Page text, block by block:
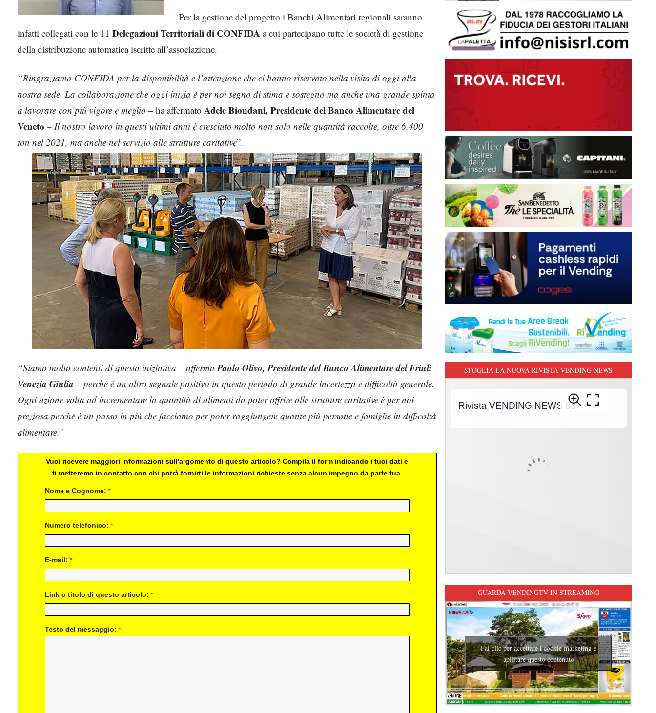
Per la gestione del progetto i Banchi Alimentari regionali saranno
infatti collegati con le 11 Delegazioni Territoriali di CONFIDA a cui partecipano tutte le società di gestione
della distribuzione automatica iscritte all’associazione.
“Ringraziamo CONFIDA per la disponibilità e l’attenzione che ci hanno riservato nella visita di oggi alla
nostra sede. La collaborazione che oggi inizia è per noi segno di stima e sostegno ma anche una grande spinta
a lavorare con più vigore e meglio – ha affermato Adele Biondani, Presidente del Banco Alimentare del
Veneto – Il nostro lavoro in questi ultimi anni è cresciuto molto non solo nelle quantità raccolte, oltre 6.400
ton nel 2021, ma anche nel servizio alle strutture caritative”.
“Siamo molto contenti di questa iniziativa – afferma Paolo Olivo, Presidente del Banco Alimentare del Friuli
Venezia Giulia – perché è un altro segnale positivo in questo periodo di grande incertezza e difficoltà generale.
Ogni azione volta ad incrementare la quantità di alimenti da poter offrire alle strutture caritative è per noi
preziosa perché è un passo in più che facciamo per poter raggiungere quante più persone e famiglie in difficoltà
alimentare.”
Vuoi ricevere maggiori informazioni sull'argomento di questo articolo? Compila il form indicando i tuoi dati e
ti metteremo in contatto con chi potrà fornirti le informazioni richieste senza alcun impegno da parte tua.
Nome e Cognome: *
Numero telefonico: *
E-mail: *
Link o titolo di questo articolo: *
Testo del messaggio: *
SFOGLIA LA NUOVA RIVISTA VENDING NEWS
GUARDA VENDINGTV IN STREAMING
Fai clic per accettare i cookie marketing e
abilitare questo contenuto